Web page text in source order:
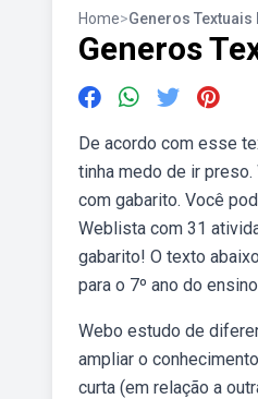
Home>Generos
Generos
De acordo com esse
tinha medo de ir
com gabarito. Você
Weblista com 31
gabarito! O texto
para o 7º ano do
Webo estudo de
ampliar o
curta (em relação a